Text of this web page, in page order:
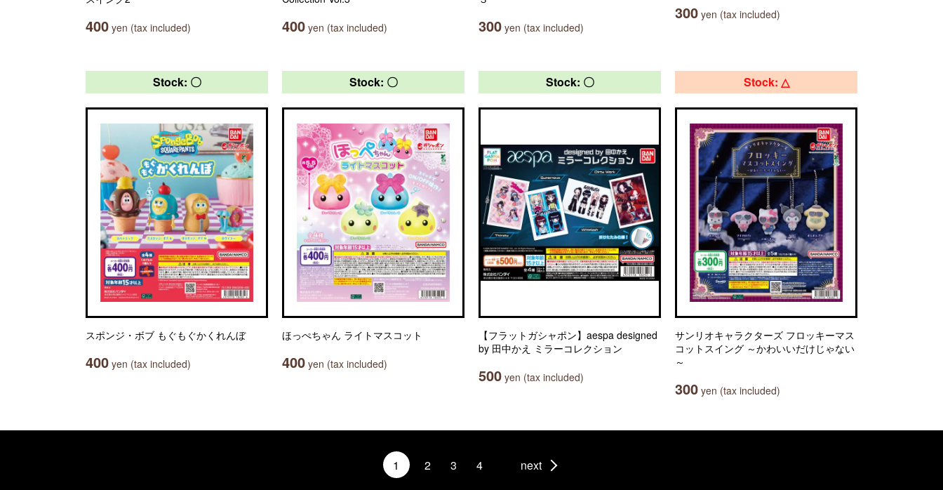
400 yen (tax included) 400 yen (tax included) 300 yen (tax included)
300 yen (tax included)
Stock: 〇
スポンジ・ボブ もぐもぐかくれんぼ
400 yen (tax included)
Stock: 〇
ほっぺちゃん ライトマスコット
400 yen (tax included)
Stock: 〇
【フラットガシャポン】aespa designed
by 田中かえ ミラーコレクション
500 yen (tax included)
Stock: △
サンリオキャラクターズ フロッキーマス
コットスイング ～かわいいだけじゃない
～
300 yen (tax included)
1 2 3 4 next